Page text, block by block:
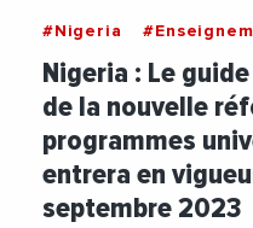
#Nigeria
Nigeria : Le
de la nouvelle
programmes
entrera en
septembre 2023